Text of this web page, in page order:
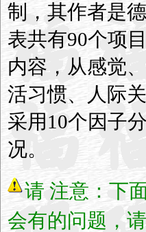
制，其作者是
表共有90个项
内容，从感觉
活习惯、人际
采用10个因子
况。
请 注意：下
会有的问题，